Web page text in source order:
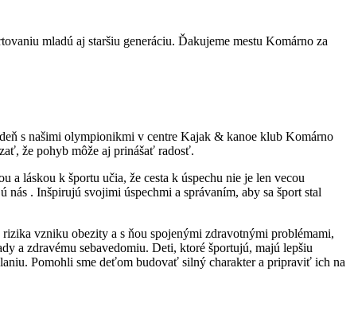
mladú aj staršiu generáciu. Ďakujeme mestu Komárno za
s našimi olympionikmi v centre Kajak & kanoe klub Komárno
že pohyb môže aj prinášať radosť.
láskou k športu učia, že cesta k úspechu nie je len vecou
. Inšpirujú svojimi úspechmi a správaním, aby sa šport stal
vzniku obezity a s ňou spojenými zdravotnými problémami,
a zdravému sebavedomiu. Deti, ktoré športujú, majú lepšiu
Pomohli sme deťom budovať silný charakter a pripraviť ich na